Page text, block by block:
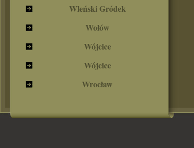
Wleński Gródek
Wołów
Wójcice
Wójcice
Wrocław